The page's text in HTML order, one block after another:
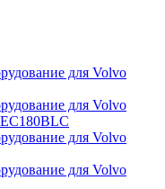
для Volvo
для Volvo
для Volvo
для Volvo